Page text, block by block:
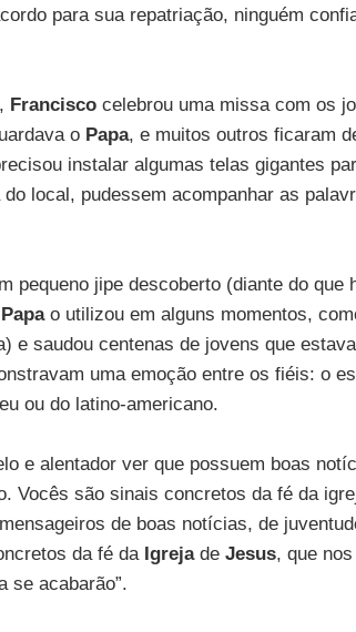
para sua repatriação, ninguém
Franciscocelebrou uma missa com os
o Papa, e muitos outros ficaram
instalar algumas telas gigantes
local, pudessem acompanhar as
pequeno jipe descoberto (diante do que
Papao utilizou em alguns momentos,
e saudou centenas de jovens que
uma emoção entre os fiéis: o
ou do latino-americano.
e alentador ver que possuem boas
Vocês são sinais concretos da fé da
de boas notícias, de
da fé da Igrejade Jesus, que
se acabarão”.